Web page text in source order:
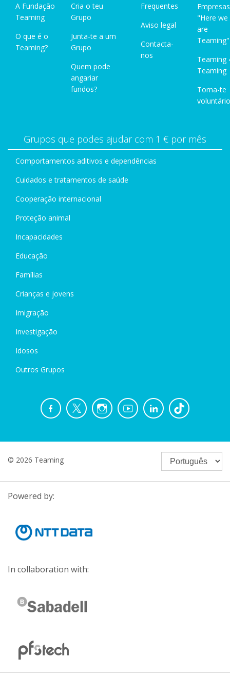
A Fundação
Teaming
O que é o
Teaming?
Cria o teu
Grupo
Junta-te a um
Grupo
Quem pode
angariar
fundos?
Frequentes
Aviso legal
Contacta-
nos
Empresas
"Here we
are
Teaming"
Teaming
Teaming
Torna-te
Grupos que podes ajudar com 1 € por mês
Comportamentos aditivos e dependências
Cuidados e tratamentos de saúde
Cooperação internacional
Proteção animal
Incapacidades
Educação
Famílias
Crianças e jovens
Imigração
Investigação
Idosos
Outros Grupos
© 2026 Teaming
Powered by:
In collaboration with: